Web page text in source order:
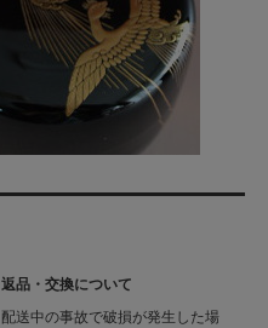
返品・交換について
配送中の事故で破損が発生した場